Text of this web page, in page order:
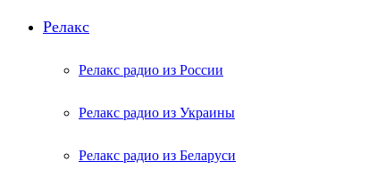
Релакс
Релакс радио из России
Релакс радио из Украины
Релакс радио из Беларуси